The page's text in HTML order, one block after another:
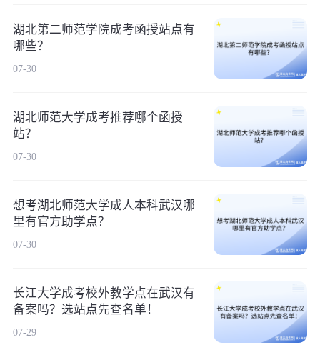
湖北第二师范学院成考函授站点有
哪些？
07-30
湖北师范大学成考推荐哪个函授
站？
07-30
想考湖北师范大学成人本科武汉哪
里有官方助学点？
07-30
长江大学成考校外教学点在武汉有
备案吗？选站点先查名单！
07-29